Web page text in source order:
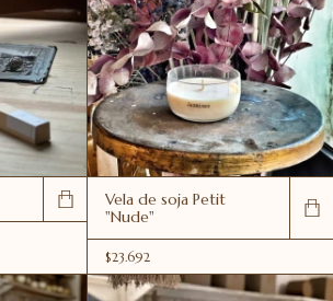
Vela de soja Petit
"Nude"
$23.692